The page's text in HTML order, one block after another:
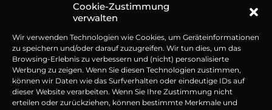
Cookie-Zustimmung
verwalten
Wir verwenden Technologien wie Cookies, um Geräteinformationen
zu speichern und/oder darauf zuzugreifen. Wir tun dies, um das
Browsing-Erlebnis zu verbessern und (nicht) personalisierte
Werbung zu zeigen. Wenn Sie diesen Technologien zustimmen,
können wir Daten wie das Surfverhalten oder eindeutige IDs auf
dieser Website verarbeiten. Wenn Sie Ihre Zustimmung nicht
erteilen oder zurückziehen, können bestimmte Merkmale und
54,95€
Inkl. 19% MwSt | zzgl. Versandkosten
29,95€
Inkl. 19% MwSt | zzgl. Versandkosten